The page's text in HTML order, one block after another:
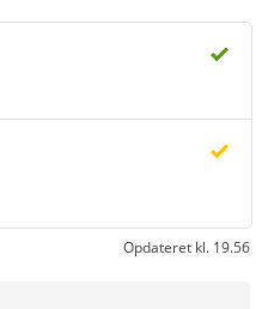
Opdateret kl. 19.56